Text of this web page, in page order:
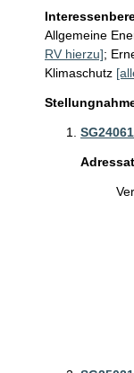
Allgemeine
RV hierzu];
Klimaschutz